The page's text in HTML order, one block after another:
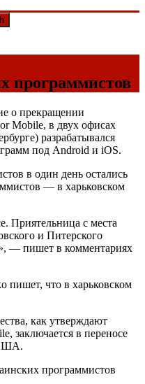
программистов
о прекращении
Mobile, в двух офисах
разрабатывался
под Android и iOS.
в один день остались
— в харьковском
Приятельница с места
и Питерского
— пишет в комментариях
пишет, что в харьковском
как утверждают
заключается в переносе
программистов